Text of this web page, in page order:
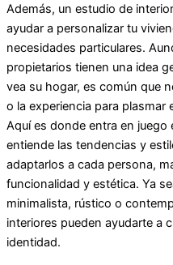
Además, un estudio de
ayudar a personalizar tu
necesidades particulares.
propietarios tienen una idea
vea su hogar, es común que
o la experiencia para plasmar
Aquí es donde entra en juego
entiende las tendencias y
adaptarlos a cada persona,
funcionalidad y estética. Ya
minimalista, rústico o
interiores pueden ayudarte a
identidad.